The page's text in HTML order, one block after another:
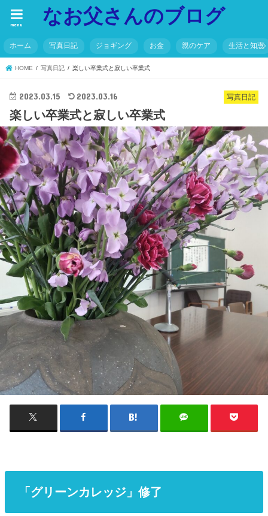
なお父さんのブログ
menu
ホーム 写真日記 ジョギング お金 親のケア 生活と知恵
HOME 写真日記 楽しい卒業式と寂しい卒業式
写真日記
2023.03.15 2023.03.16
楽しい卒業式と寂しい卒業式
「グリーンカレッジ」修了